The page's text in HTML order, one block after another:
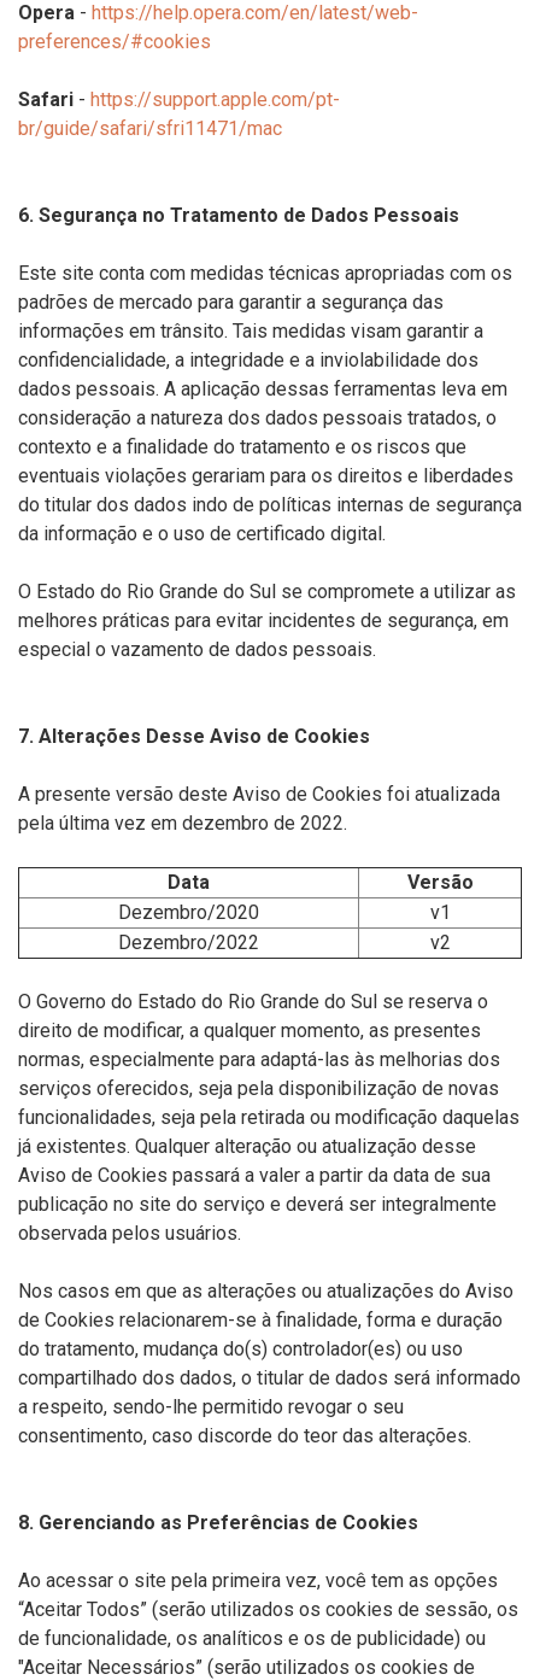
Opera - https://help.opera.com/en/latest/web-
preferences/#cookies
Safari - https://support.apple.com/pt-
br/guide/safari/sfri11471/mac
6. Segurança no Tratamento de Dados Pessoais
Este site conta com medidas técnicas apropriadas com os
padrões de mercado para garantir a segurança das
informações em trânsito. Tais medidas visam garantir a
confidencialidade, a integridade e a inviolabilidade dos
dados pessoais. A aplicação dessas ferramentas leva em
consideração a natureza dos dados pessoais tratados, o
contexto e a finalidade do tratamento e os riscos que
eventuais violações gerariam para os direitos e liberdades
do titular dos dados indo de políticas internas de segurança
da informação e o uso de certificado digital.
O Estado do Rio Grande do Sul se compromete a utilizar as
melhores práticas para evitar incidentes de segurança, em
especial o vazamento de dados pessoais.
7. Alterações Desse Aviso de Cookies
A presente versão deste Aviso de Cookies foi atualizada
pela última vez em dezembro de 2022.
Data
Versão
Dezembro/2020
v1
Dezembro/2022
v2
O Governo do Estado do Rio Grande do Sul se reserva o
direito de modificar, a qualquer momento, as presentes
normas, especialmente para adaptá-las às melhorias dos
serviços oferecidos, seja pela disponibilização de novas
funcionalidades, seja pela retirada ou modificação daquelas
já existentes. Qualquer alteração ou atualização desse
Aviso de Cookies passará a valer a partir da data de sua
publicação no site do serviço e deverá ser integralmente
observada pelos usuários.
Nos casos em que as alterações ou atualizações do Aviso
de Cookies relacionarem-se à finalidade, forma e duração
do tratamento, mudança do(s) controlador(es) ou uso
compartilhado dos dados, o titular de dados será informado
a respeito, sendo-lhe permitido revogar o seu
consentimento, caso discorde do teor das alterações.
8. Gerenciando as Preferências de Cookies
Ao acessar o site pela primeira vez, você tem as opções
“Aceitar Todos” (serão utilizados os cookies de sessão, os
de funcionalidade, os analíticos e os de publicidade) ou
"Aceitar Necessários” (serão utilizados os cookies de